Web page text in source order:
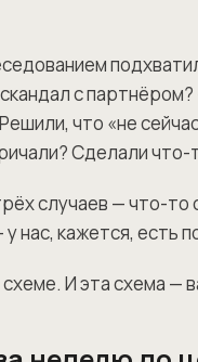
с
что «не
Сделали
случаев — что-то
нас, кажется, есть
И эта схема —